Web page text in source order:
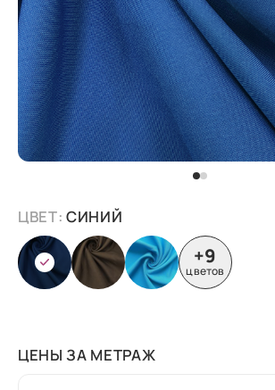
ЦВЕТ:СИНИЙ
+9
цветов
ЦЕНЫ ЗА МЕТРАЖ